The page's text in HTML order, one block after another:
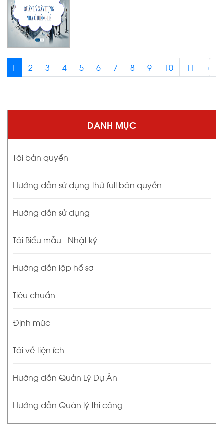
DANH MỤC
Tái bản quyền
Hướng dẫn sử dụng thử full bản quyền
Hướng dẫn sử dụng
Tải Biểu mẫu - Nhật ký
Hướng dẫn lập hồ sơ
Tiêu chuẩn
Định mức
Tải về tiện ích
Hướng dẫn Quản Lý Dự Án
Hướng dẫn Quản lý thi công
1 2 3 4 5 6 7 8 9 10 11 › ‹